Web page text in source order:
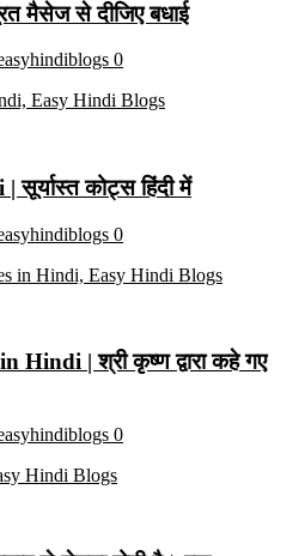
मैसेज से दीजिए बधाई
0
कोट्स हिंदी में
0
| श्री कृष्ण द्वारा कहे गए
0